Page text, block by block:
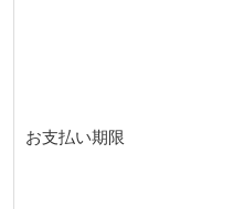
お支払い期限